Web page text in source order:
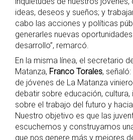
ideas, deseos y sueños; y
cabo las acciones y políticas
generarles nuevas
desarrollo”, remarcó.
En la misma línea, el secretario
Matanza, Franco Torales,
de jóvenes de La Matanza
debatir sobre educación, cultura,
sobre el trabajo del futuro y
Nuestro objetivo es que las
escuchemos y construyamos
que nos genere más y mejores